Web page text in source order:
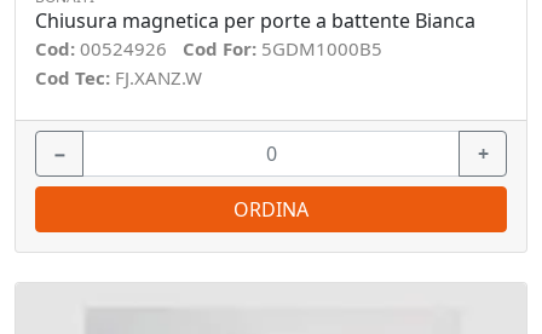
Chiusura magnetica per porte a battente Bianca
Cod: 00524926 Cod For: 5GDM1000B5
Cod Tec: FJ.XANZ.W
− +
ORDINA